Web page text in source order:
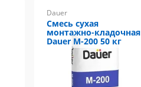
Dauer
Смесь сухая
монтажно-кладочная
Dauer М-200 50 кг